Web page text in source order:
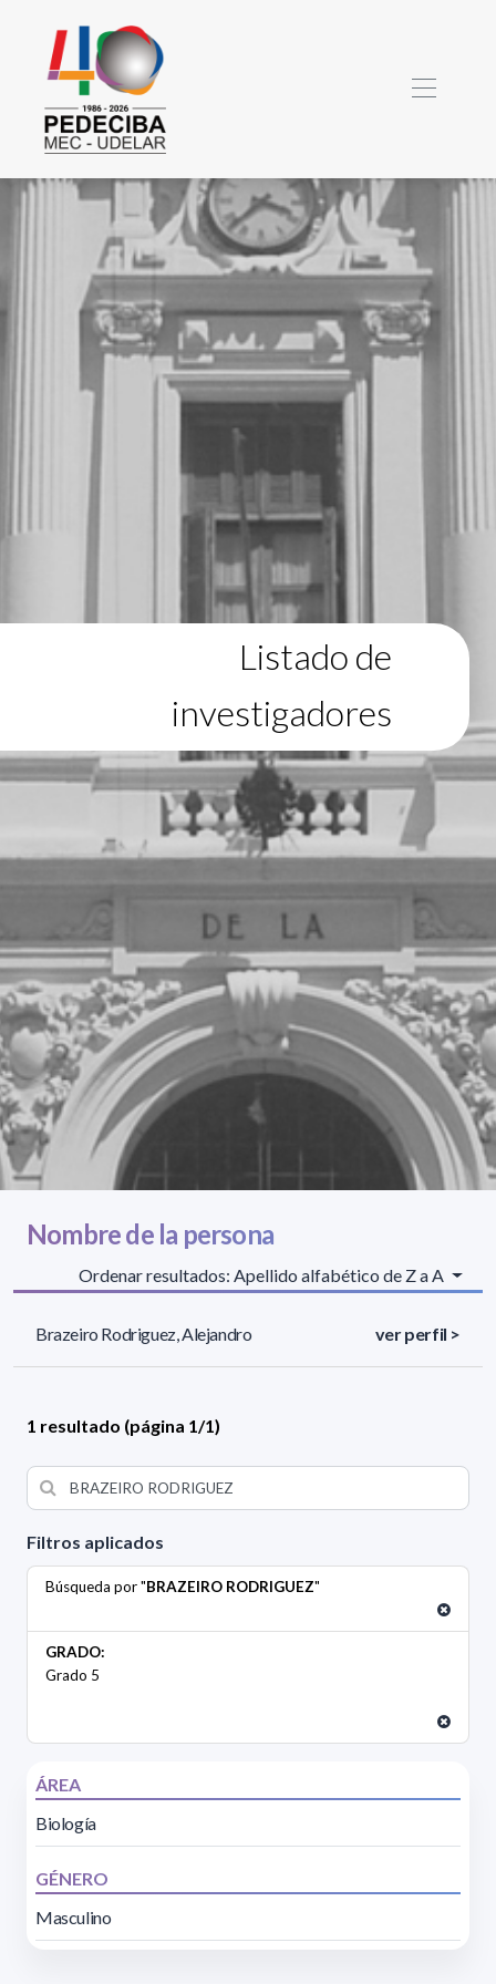
Listado de
investigadores
Filtros aplicados
Búsqueda por "BRAZEIRO RODRIGUEZ"
GRADO:
Grado 5
ÁREA
Biología
GÉNERO
Masculino
Nombre de la persona
Ordenar resultados: Apellido alfabético de Z a A
Brazeiro Rodriguez, Alejandro ver perfil >
1 resultado (página 1/1)